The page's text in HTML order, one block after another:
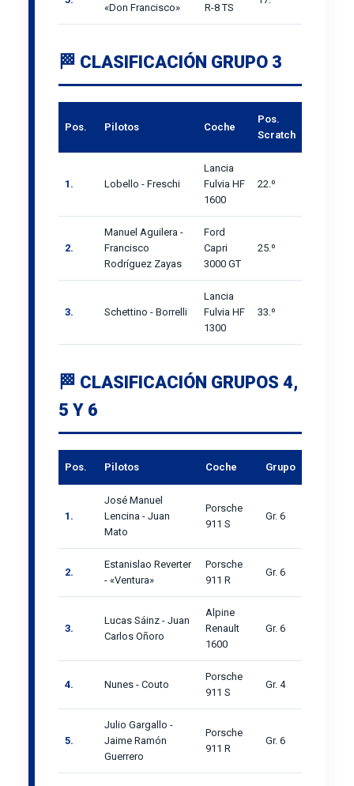
«Don Francisco» R-8 TS
🏁 CLASIFICACIÓN GRUPO 3
Pos. Pilotos Coche
Pos.
Scratch
1. Lobello - Freschi
Lancia
Fulvia HF
1600
22.º
2.
Manuel Aguilera -
Francisco
Rodríguez Zayas
Ford
Capri
3000 GT
25.º
3. Schettino - Borrelli
Lancia
Fulvia HF
1300
33.º
🏁 CLASIFICACIÓN GRUPOS 4,
5 Y 6
Pos. Pilotos Coche Grupo
1.
José Manuel
Lencina - Juan
Mato
Porsche
911 S
Gr. 6
2.
Estanislao Reverter
- «Ventura»
Porsche
911 R
Gr. 6
3.
Lucas Sáinz - Juan
Carlos Oñoro
Alpine
Renault
1600
Gr. 6
4. Nunes - Couto
Porsche
911 S
Gr. 4
5.
Julio Gargallo -
Jaime Ramón
Guerrero
Porsche
911 R
Gr. 6